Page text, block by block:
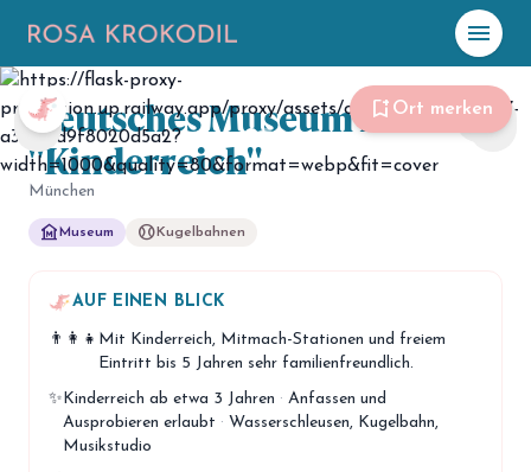
menu
☀️ Heute
Plane mit Kroki
celebration
hiking Abenteuer
Unterkünfte
menu_book Guides
chevron_left chevron_right
bookmark_add Ort merken
Deutsches Museum mit
"Kinderreich"
München
museum Museum sports_baseball Kugelbahnen
share
AUF EINEN BLICK
👨‍👩‍👧 Mit Kinderreich, Mitmach-Stationen und freiem
Eintritt bis 5 Jahren sehr familienfreundlich.
✨Kinderreich ab etwa 3 Jahren · Anfassen und
Ausprobieren erlaubt · Wasserschleusen, Kugelbahn,
Musikstudio